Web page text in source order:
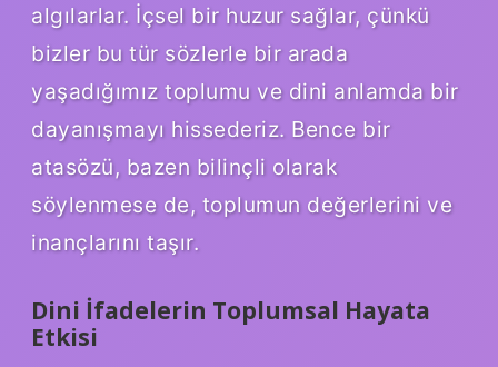
algılarlar. İçsel bir huzur sağlar, çünkü
bizler bu tür sözlerle bir arada
yaşadığımız toplumu ve dini anlamda bir
dayanışmayı hissederiz. Bence bir
atasözü, bazen bilinçli olarak
söylenmese de, toplumun değerlerini ve
inançlarını taşır.
Dini İfadelerin Toplumsal Hayata
Etkisi